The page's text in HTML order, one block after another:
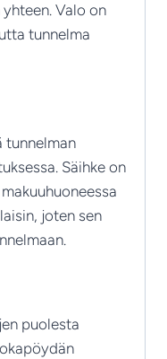
Valo on
tunnelma
tunnelman
Säihke on
joten sen
puolesta